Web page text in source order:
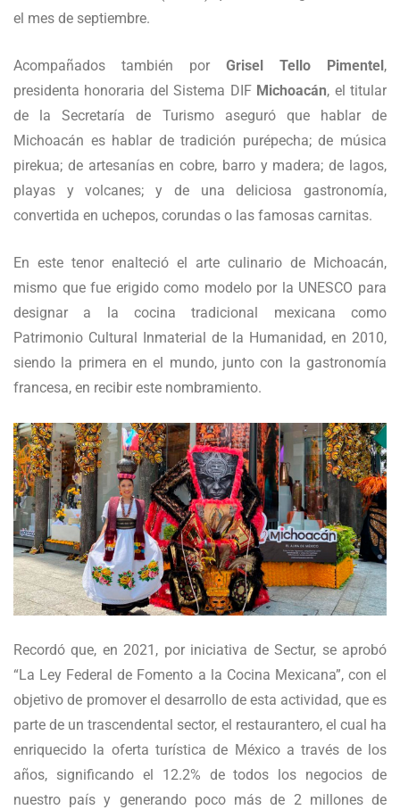
el mes de septiembre.
Acompañados también por Grisel Tello Pimentel ,
presidenta honoraria del Sistema DIF Michoacán, el titular
de la Secretaría de Turismo aseguró que hablar de
Michoacán es hablar de tradición purépecha; de música
pirekua; de artesanías en cobre, barro y madera; de lagos,
playas y volcanes; y de una deliciosa gastronomía,
convertida en uchepos, corundas o las famosas carnitas.
En este tenor enalteció el arte culinario de Michoacán,
mismo que fue erigido como modelo por la UNESCO para
designar a la cocina tradicional mexicana como
Patrimonio Cultural Inmaterial de la Humanidad, en 2010,
siendo la primera en el mundo, junto con la gastronomía
francesa, en recibir este nombramiento.
Recordó que, en 2021, por iniciativa de Sectur, se aprobó
“La Ley Federal de Fomento a la Cocina Mexicana”, con el
objetivo de promover el desarrollo de esta actividad, que es
parte de un trascendental sector, el restaurantero, el cual ha
enriquecido la oferta turística de México a través de los
años, significando el 12.2% de todos los negocios de
nuestro país y generando poco más de 2 millones de